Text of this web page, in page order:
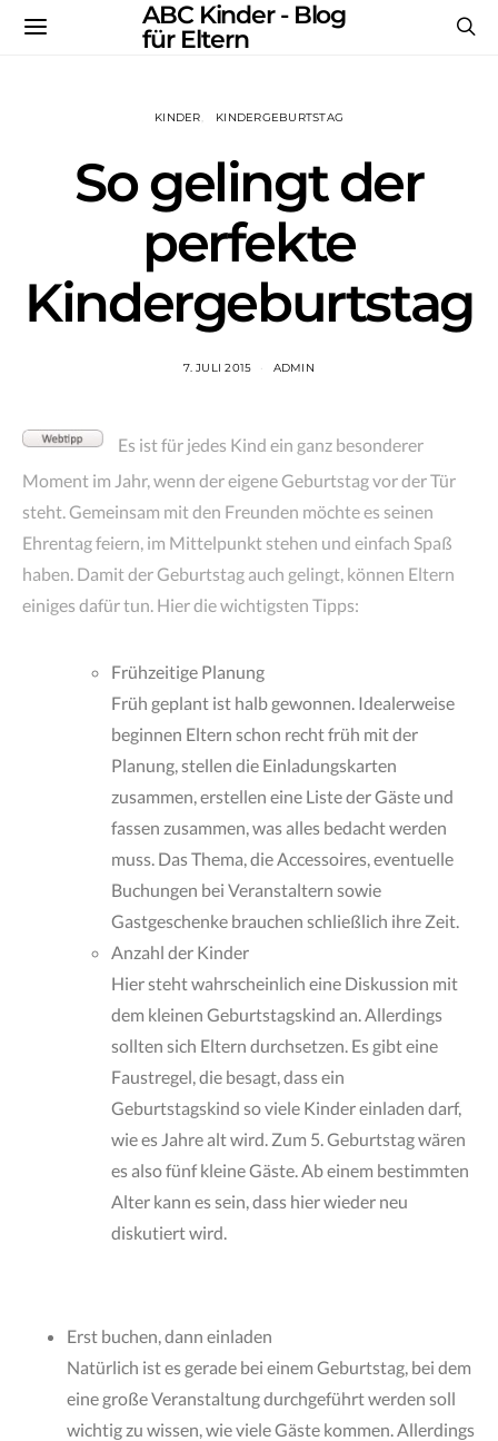
ABC Kinder - Blog
für Eltern
KINDER KINDERGEBURTSTAG
So gelingt der
perfekte
Kindergeburtstag
7. JULI 2015 ADMIN
Es ist für jedes Kind ein ganz besonderer
Moment im Jahr, wenn der eigene Geburtstag vor der Tür
steht. Gemeinsam mit den Freunden möchte es seinen
Ehrentag feiern, im Mittelpunkt stehen und einfach Spaß
haben. Damit der Geburtstag auch gelingt, können Eltern
einiges dafür tun. Hier die wichtigsten Tipps:
Frühzeitige Planung
Früh geplant ist halb gewonnen. Idealerweise
beginnen Eltern schon recht früh mit der
Planung, stellen die Einladungskarten
zusammen, erstellen eine Liste der Gäste und
fassen zusammen, was alles bedacht werden
muss. Das Thema, die Accessoires, eventuelle
Buchungen bei Veranstaltern sowie
Gastgeschenke brauchen schließlich ihre Zeit.
Anzahl der Kinder
Hier steht wahrscheinlich eine Diskussion mit
dem kleinen Geburtstagskind an. Allerdings
sollten sich Eltern durchsetzen. Es gibt eine
Faustregel, die besagt, dass ein
Geburtstagskind so viele Kinder einladen darf,
wie es Jahre alt wird. Zum 5. Geburtstag wären
es also fünf kleine Gäste. Ab einem bestimmten
Alter kann es sein, dass hier wieder neu
diskutiert wird.
Erst buchen, dann einladen
Natürlich ist es gerade bei einem Geburtstag, bei dem
eine große Veranstaltung durchgeführt werden soll
wichtig zu wissen, wie viele Gäste kommen. Allerdings